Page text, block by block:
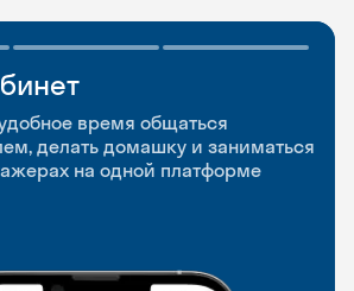
время общаться
делать домашку и заниматься
на одной платформе
и изучать новые слова где
клубы
для разговорной практики
встречи с преподавателями